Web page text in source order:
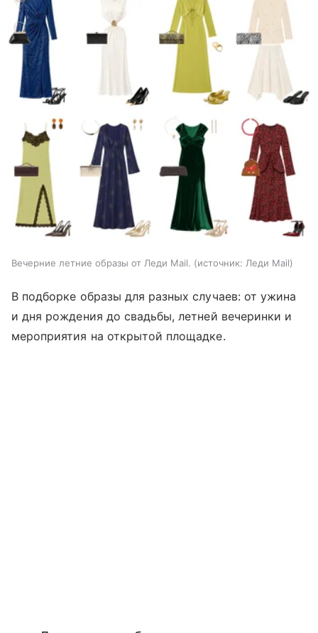
Вечерние летние образы от Леди Mail. источник: Леди Mail
В подборке образы для разных случаев: от ужина
и дня рождения до свадьбы, летней вечеринки и
мероприятия на открытой площадке.